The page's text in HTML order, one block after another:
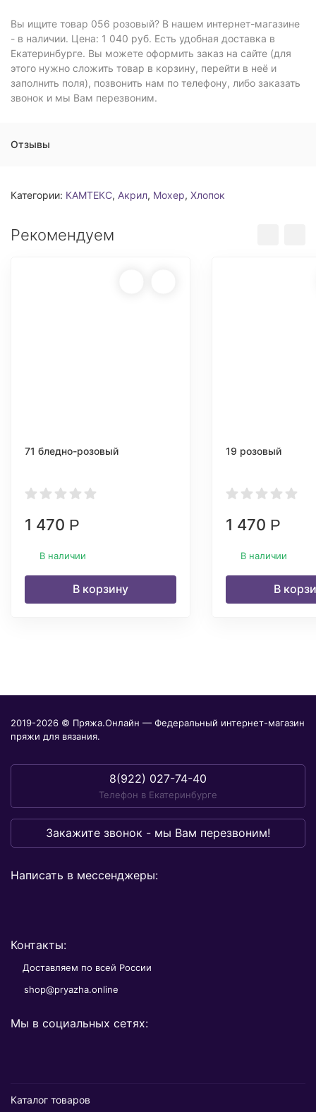
Вы ищите товар 056 розовый? В нашем интернет-магазине
- в наличии. Цена: 1 040 руб. Есть удобная доставка в
Екатеринбурге. Вы можете оформить заказ на сайте (для
этого нужно сложить товар в корзину, перейти в неё и
заполнить поля), позвонить нам по телефону, либо заказать
звонок и мы Вам перезвоним.
Отзывы
Категории: КАМТЕКС, Акрил, Мохер, Хлопок
Рекомендуем
71 бледно-розовый
1 470 Р
В наличии
В корзину
19 розовый
1 470 Р
В наличии
В
2019-2026 © Пряжа.Онлайн — Федеральный интернет-магазин
пряжи для вязания.
8(922) 027-74-40
Телефон в Екатеринбурге
Закажите звонок - мы Вам перезвоним!
Написать в мессенджеры:
Контакты:
Доставляем по всей России
shop@pryazha.online
Мы в социальных сетях:
Каталог товаров